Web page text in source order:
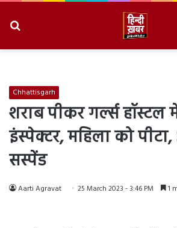
Chhattisgarh
शराब पीकर गर्ल्स हॉस्टल
इंस्पेक्टर, महिला को
सस्पेंड
Aarti Agravat 25 March 2023 - 3:46 PM 1